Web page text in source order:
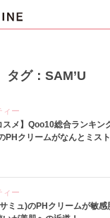
タグ：SAM’U
ィー
スメ】Qoo10総合ランキン
PHクリームがなんとミス
ィー
ミュ)のPHクリームが敏